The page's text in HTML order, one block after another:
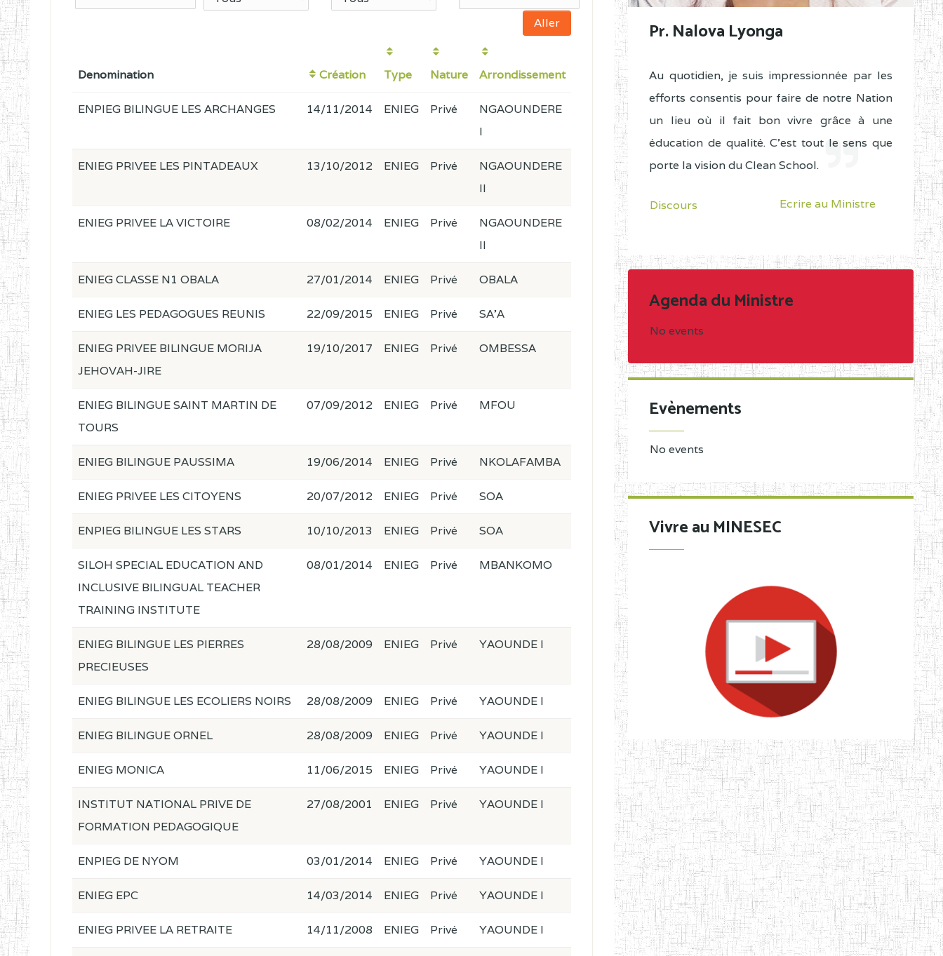
Denomination Création Type Nature Arrondissement
ENPIEG BILINGUE LES ARCHANGES 14/11/2014 ENIEG Privé
NGAOUNDERE
I
ENIEG PRIVEE LES PINTADEAUX 13/10/2012 ENIEG Privé
NGAOUNDERE
II
ENIEG PRIVEE LA VICTOIRE 08/02/2014 ENIEG Privé
NGAOUNDERE
II
ENIEG CLASSE N1 OBALA 27/01/2014 ENIEG Privé OBALA
ENIEG LES PEDAGOGUES REUNIS 22/09/2015 ENIEG Privé SA'A
ENIEG PRIVEE BILINGUE MORIJA
JEHOVAH-JIRE
19/10/2017 ENIEG Privé OMBESSA
ENIEG BILINGUE SAINT MARTIN DE
TOURS
07/09/2012 ENIEG Privé MFOU
ENIEG BILINGUE PAUSSIMA 19/06/2014 ENIEG Privé NKOLAFAMBA
ENIEG PRIVEE LES CITOYENS 20/07/2012 ENIEG Privé SOA
ENPIEG BILINGUE LES STARS 10/10/2013 ENIEG Privé SOA
SILOH SPECIAL EDUCATION AND
INCLUSIVE BILINGUAL TEACHER
TRAINING INSTITUTE
08/01/2014 ENIEG Privé MBANKOMO
ENIEG BILINGUE LES PIERRES
PRECIEUSES
28/08/2009 ENIEG Privé YAOUNDE I
ENIEG BILINGUE LES ECOLIERS NOIRS 28/08/2009 ENIEG Privé YAOUNDE I
ENIEG BILINGUE ORNEL 28/08/2009 ENIEG Privé YAOUNDE I
ENIEG MONICA 11/06/2015 ENIEG Privé YAOUNDE I
INSTITUT NATIONAL PRIVE DE
FORMATION PEDAGOGIQUE
27/08/2001 ENIEG Privé YAOUNDE I
ENPIEG DE NYOM 03/01/2014 ENIEG Privé YAOUNDE I
ENIEG EPC 14/03/2014 ENIEG Privé YAOUNDE I
ENIEG PRIVEE LA RETRAITE 14/11/2008 ENIEG Privé YAOUNDE I
Pr. Nalova Lyonga
Au quotidien, je suis impressionnée par les
efforts consentis pour faire de notre Nation
un lieu où il fait bon vivre grâce à une
éducation de qualité. C'est tout le sens que
porte la vision du Clean School.
Discours Ecrire au Ministre
Agenda du Ministre
No events
Evènements
No events
Vivre au MINESEC